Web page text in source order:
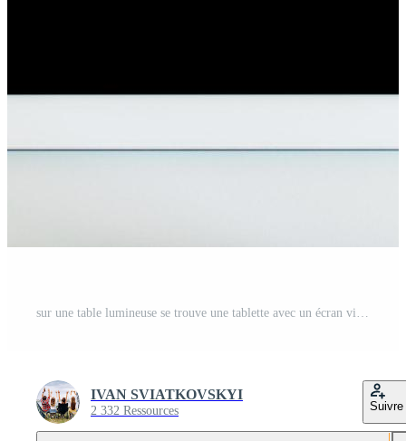
sur une table lumineuse se trouve une tablette avec un écran vide Photo Gratuite
IVAN SVIATKOVSKYI
2 332 Ressources Suivre